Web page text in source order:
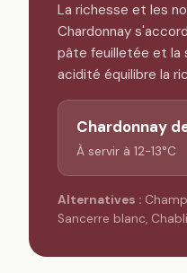
La richesse et les
Chardonnay
pâte feuilletée et la
acidité équilibre la
Chardonnay
À servir à 12-13°C
Alternatives :
Sancerre blanc,